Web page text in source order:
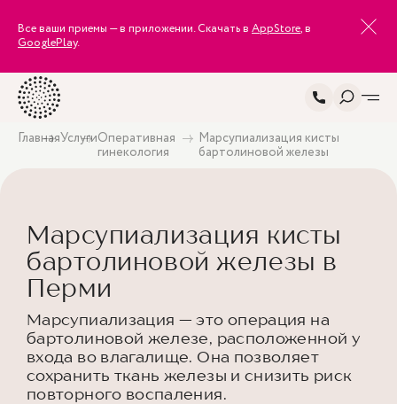
Все ваши приемы — в приложении. Скачать в AppStore, в
GooglePlay.
ГлавнаяУслугиОперативная
гинекология
Марсупиализация кисты
бартолиновой железы
Марсупиализация кисты
бартолиновой железы в
Перми
Марсупиализация — это операция на
бартолиновой железе, расположенной у
входа во влагалище. Она позволяет
сохранить ткань железы и снизить риск
повторного воспаления.